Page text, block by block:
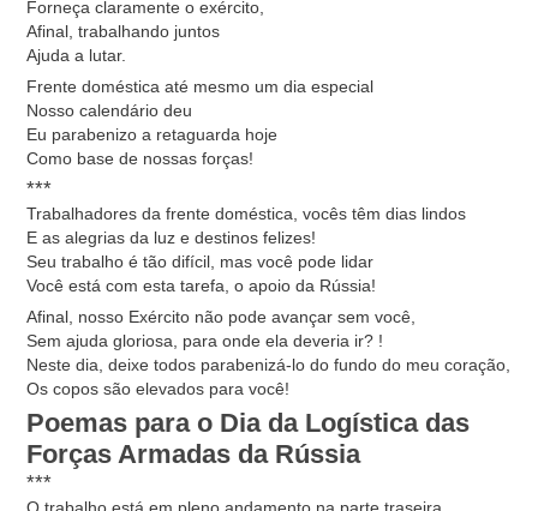
Forneça claramente o exército,
Afinal, trabalhando juntos
Ajuda a lutar.
Frente doméstica até mesmo um dia especial
Nosso calendário deu
Eu parabenizo a retaguarda hoje
Como base de nossas forças!
***
Trabalhadores da frente doméstica, vocês têm dias lindos
E as alegrias da luz e destinos felizes!
Seu trabalho é tão difícil, mas você pode lidar
Você está com esta tarefa, o apoio da Rússia!
Afinal, nosso Exército não pode avançar sem você,
Sem ajuda gloriosa, para onde ela deveria ir? !
Neste dia, deixe todos parabenizá-lo do fundo do meu coração,
Os copos são elevados para você!
Poemas para o Dia da Logística das
Forças Armadas da Rússia
***
O trabalho está em pleno andamento na parte traseira,